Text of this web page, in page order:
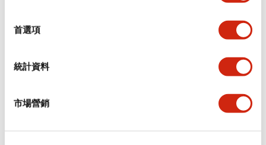
首選項
統計資料
市場營銷
機械規格